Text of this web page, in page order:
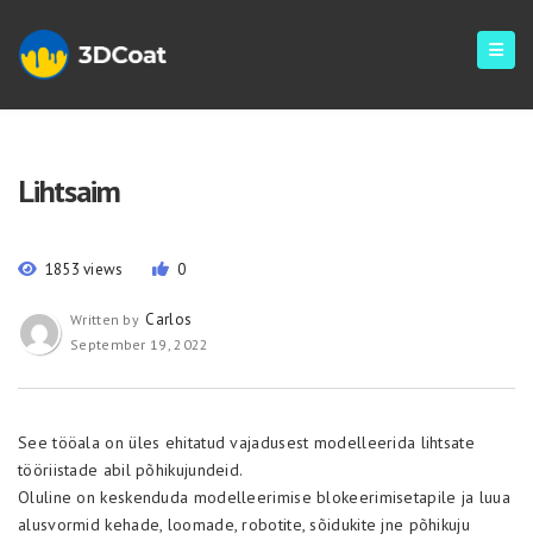
Lihtsaim
1853 views 0
Written by Carlos
September 19, 2022
See tööala on üles ehitatud vajadusest modelleerida lihtsate
tööriistade abil põhikujundeid.
Oluline on keskenduda modelleerimise blokeerimisetapile ja luua
alusvormid kehade, loomade, robotite, sõidukite jne põhikuju